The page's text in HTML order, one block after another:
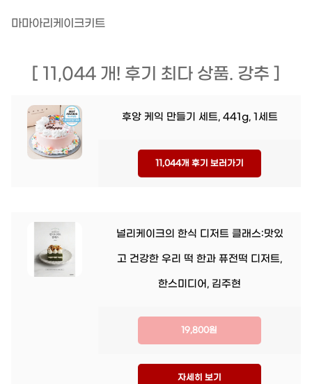
마마아리케이크키트
[ 11,044 개! 후기 최다 상품. 강추 ]
후앙 케익 만들기 세트, 441g, 1세트
11,044개 후기 보러가기
널리케이크의 한식 디저트 클래스:맛있
고 건강한 우리 떡 한과 퓨전떡 디저트,
한스미디어, 김주현
19,800원
자세히 보기